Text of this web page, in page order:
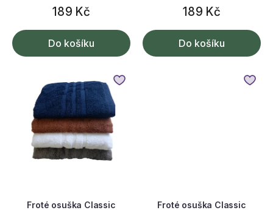
189 Kč
Do košíku
189 Kč
Do košíku
Froté osuška Classic
Froté osuška Classic